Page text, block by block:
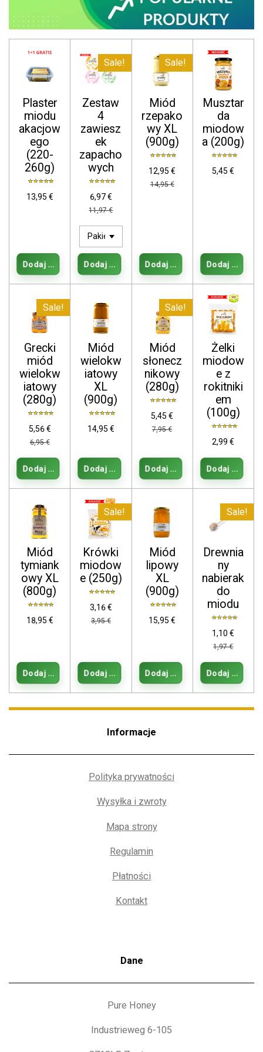
Plaster
miodu
akacjow
ego
(220-
260g)
13,95 €
Dodaj do koszyka
Sale!
Zestaw
4
zawiesz
ek
zapacho
wych
6,97 €
11,97 €
Dodaj do koszyka
Sale!
Miód
rzepako
wy XL
(900g)
12,95 €
14,95 €
Dodaj do koszyka
Musztar
da
miodow
a (200g)
5,45 €
Dodaj do
Sale!
Grecki
miód
wielokw
iatowy
(280g)
5,56 €
6,95 €
Dodaj do koszyka
Miód
wielokw
iatowy
XL
(900g)
14,95 €
Dodaj do koszyka
Sale!
Miód
słonecz
nikowy
(280g)
5,45 €
7,95 €
Dodaj do koszyka
Żelki
miodow
e z
rokitniki
em
(100g)
2,99 €
Dodaj do
Miód
tymiank
owy XL
(800g)
18,95 €
Dodaj do koszyka
Sale!
Krówki
miodow
e (250g)
3,16 €
3,95 €
Dodaj do koszyka
Miód
lipowy
XL
(900g)
15,95 €
Dodaj do koszyka
Sale!
Drewnia
ny
nabierak
do
miodu
1,10 €
1,97 €
Dodaj do
Informacje
Polityka prywatności
Wysyłka i zwroty
Mapa strony
Regulamin
Płatności
Kontakt
Dane
Pure Honey
Industrieweg 6-105